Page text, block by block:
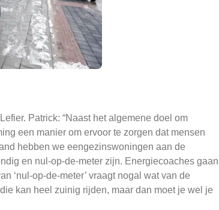
Patrick: “Naast het algemene doel om
een manier om ervoor te zorgen dat mensen
hebben we eengezinswoningen aan de
en nul-op-de-meter zijn. Energiecoaches gaan
‘nul-op-de-meter’ vraagt nogal wat van de
kan heel zuinig rijden, maar dan moet je wel je